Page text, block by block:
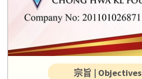
宗旨 | Objectives